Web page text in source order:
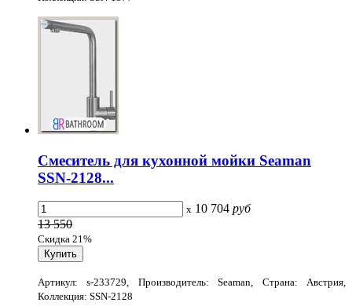
Смеситель для кухонной мойки Seaman
SSN-2128...
x 10 704 руб
13 550
Скидка 21%
Артикул: s-233729, Производитель: Seaman, Страна: Австрия,
Коллекция: SSN-2128